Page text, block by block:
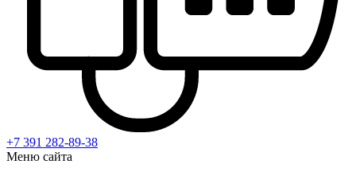
+7 391 282-89-38
Меню сайта